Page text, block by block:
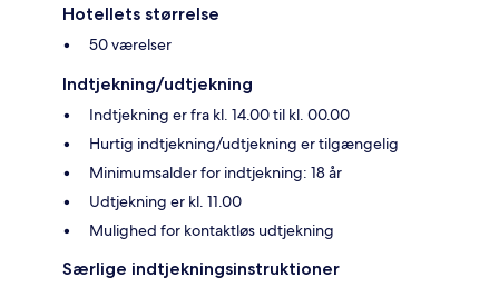
Hotellets størrelse
50 værelser
Indtjekning/udtjekning
Indtjekning er fra kl. 14.00 til kl. 00.00
Hurtig indtjekning/udtjekning er tilgængelig
Minimumsalder for indtjekning: 18 år
Udtjekning er kl. 11.00
Mulighed for kontaktløs udtjekning
Særlige indtjekningsinstruktioner